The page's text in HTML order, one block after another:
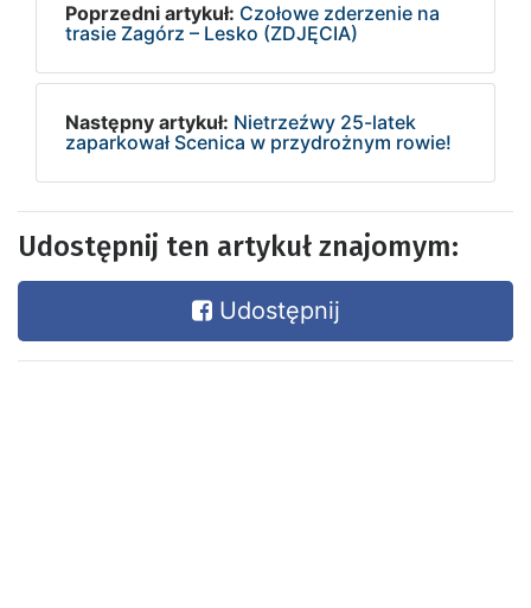
Poprzedni artykuł: Czołowe zderzenie na
trasie Zagórz – Lesko (ZDJĘCIA)
Następny artykuł: Nietrzeźwy 25-latek
zaparkował Scenica w przydrożnym rowie!
Udostępnij ten artykuł znajomym:
Udostępnij